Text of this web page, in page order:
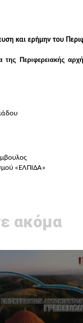
και ερήμην του
Περιφερειακής
ακόμα